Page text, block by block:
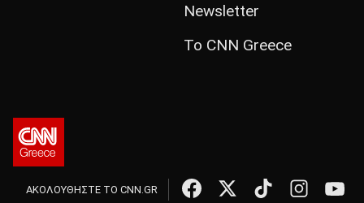
Newsletter
Το CNN Greece
ΑΚΟΛΟΥΘΗΣΤΕ ΤΟ CNN.GR